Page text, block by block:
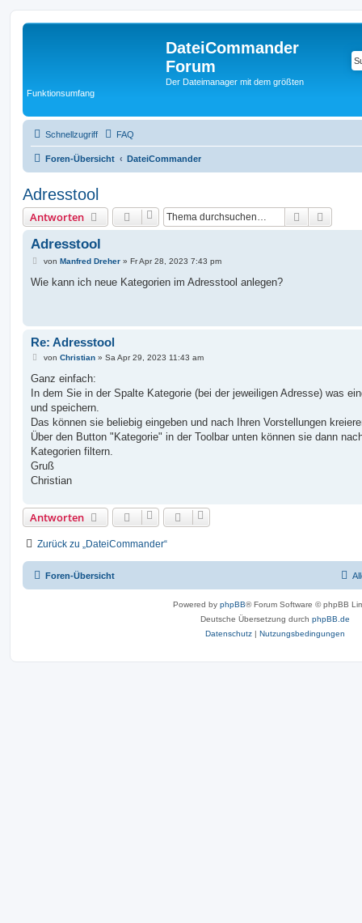
DateiCommander
Forum
Der Dateimanager mit dem größten
Funktionsumfang
Schnellzugriff FAQ
Foren-Übersicht DateiCommander
Adresstool
Antworten Suche
Adresstool
B
i
von Manfred Dreher» Fr Apr 28, 2023 7:43 pm
Wie kann ich neue Kategorien im Adresstool anlegen?
Re: Adresstool
B
i
a
von Christian» Sa Apr 29, 2023 11:43 am
Ganz einfach:
In dem Sie in der Spalte Kategorie (bei der jeweiligen Adresse) was
und speichern.
Das können sie beliebig eingeben und nach Ihren Vorstellungen
Über den Button "Kategorie" in der Toolbar unten können sie dann
Kategorien filtern.
Gruß
Christian
Antworten
Zurück zu „DateiCommander“
Foren-Übersicht
Powered by phpBB® Forum Software © phpBB
Deutsche Übersetzung durch phpBB.de
Datenschutz | Nutzungsbedingungen